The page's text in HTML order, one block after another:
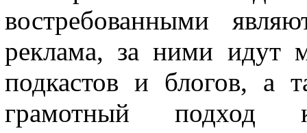
востребованными
реклама, за ними идут
подкастов и блогов, а
грамотный подход